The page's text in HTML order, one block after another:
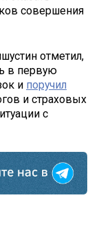
совершения
отметил,
в первую
и поручил
и страховых
с